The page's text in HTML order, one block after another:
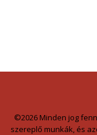
©2026 Minden jog
szereplő munkák, és